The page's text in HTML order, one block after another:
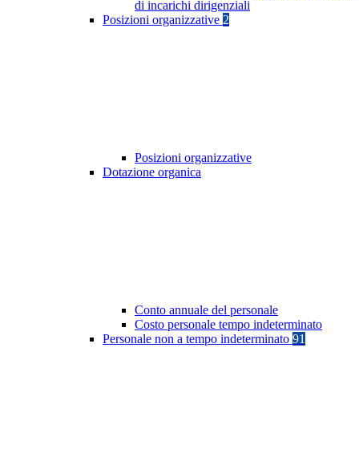
di incarichi dirigenziali
Posizioni organizzative 2
Posizioni organizzative
Dotazione organica
Conto annuale del personale
Costo personale tempo indeterminato
Personale non a tempo indeterminato 91